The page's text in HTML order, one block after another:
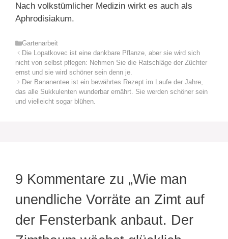
Nach volkstümlicher Medizin wirkt es auch als
Aphrodisiakum.
Kategorien
Gartenarbeit
Die Lopatkovec ist eine dankbare Pflanze, aber sie wird sich
nicht von selbst pflegen: Nehmen Sie die Ratschläge der Züchter
ernst und sie wird schöner sein denn je.
Der Bananentee ist ein bewährtes Rezept im Laufe der Jahre,
das alle Sukkulenten wunderbar ernährt. Sie werden schöner sein
und vielleicht sogar blühen.
9 Kommentare zu „Wie man
unendliche Vorräte an Zimt auf
der Fensterbank anbaut. Der